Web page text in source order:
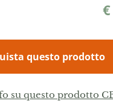
€
questo prodotto
su questo prodotto